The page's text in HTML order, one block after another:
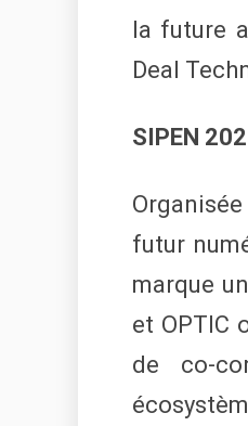
la future
Deal
SIPEN
futur
marque
et OPTIC
de co-